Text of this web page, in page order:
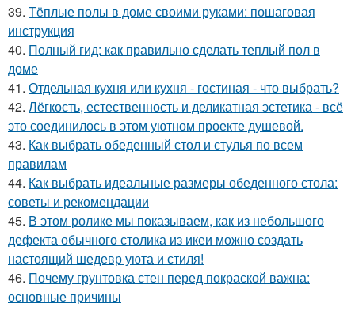
39. Тёплые полы в доме своими руками: пошаговая
инструкция
40. Полный гид: как правильно сделать теплый пол в
доме
41. Отдельная кухня или кухня - гостиная - что выбрать?
42. Лёгкость, естественность и деликатная эстетика - всё
это соединилось в этом уютном проекте душевой.
43. Как выбрать обеденный стол и стулья по всем
правилам
44. Как выбрать идеальные размеры обеденного стола:
советы и рекомендации
45. В этом ролике мы показываем, как из небольшого
дефекта обычного столика из икеи можно создать
настоящий шедевр уюта и стиля!
46. Почему грунтовка стен перед покраской важна:
основные причины